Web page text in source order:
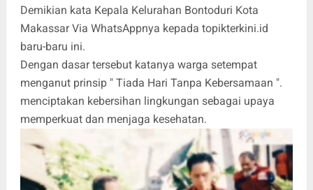
Demikian kata Kepala Kelurahan Bontoduri Kota
Makassar Via WhatsAppnya kepada topikterkini.id
baru-baru ini.
Dengan dasar tersebut katanya warga setempat
menganut prinsip " Tiada Hari Tanpa Kebersamaan ".
menciptakan kebersihan lingkungan sebagai upaya
memperkuat dan menjaga kesehatan.